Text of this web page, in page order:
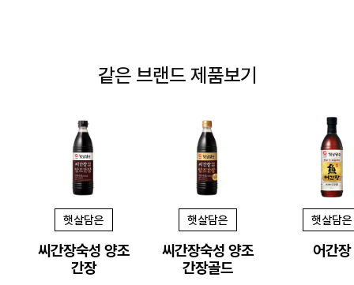
같은 브랜드 제품보기
햇살담은
씨간장숙성 양조
간장
햇살담은
씨간장숙성 양조
간장골드
햇살담은
어간장